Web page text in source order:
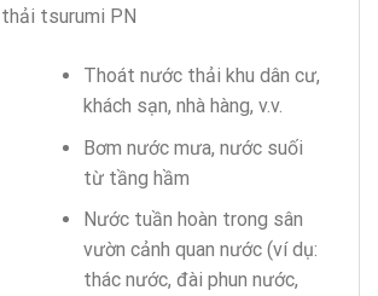
thải tsurumi PN
Thoát nước thải khu dân cư,
khách sạn, nhà hàng, v.v.
Bơm nước mưa, nước suối
từ tầng hầm
Nước tuần hoàn trong sân
vườn cảnh quan nước (ví dụ:
thác nước, đài phun nước,